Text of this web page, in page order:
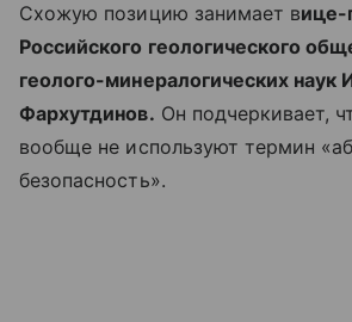
Схожую позицию занимает вице-
Российского геологического
геолого-минералогических наук
Фархутдинов. Он подчеркивает,
вообще не используют термин
безопасность».